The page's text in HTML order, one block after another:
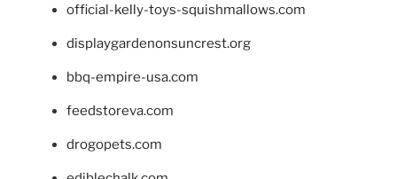
official-kelly-toys-squishmallows.com
displaygardenonsuncrest.org
bbq-empire-usa.com
feedstoreva.com
drogopets.com